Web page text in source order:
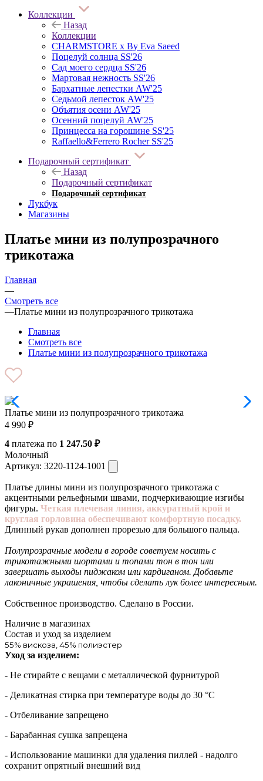
Коллекции
Назад
Коллекции
CHARMSTORE х By Eva Saeed
Поцелуй солнца SS'26
Сад моего сердца SS'26
Мартовая нежность SS'26
Бархатные лепестки AW'25
Седьмой лепесток AW'25
Объятия осени AW'25
Осенний поцелуй AW'25
Принцесса на горошине SS'25
Raffaello&Ferrero Rocher SS'25
Подарочный сертификат
Назад
Подарочный сертификат
Подарочный сертификат
Лукбук
Магазины
Платье мини из полупрозрачного
трикотажа
Главная
—
Смотреть все
—Платье мини из полупрозрачного трикотажа
Главная
Смотреть все
Платье мини из полупрозрачного трикотажа
Платье мини из полупрозрачного трикотажа
4 990 ₽
4 платежа по 1 247.50 ₽
Молочный
Артикул: 3220-1124-1001
Платье длины мини из полупрозрачного трикотажа с
акцентными рельефными швами, подчеркивающие изгибы
фигуры. Четкая плечевая линия, аккуратный крой и
круглая горловина обеспечивают комфортную посадку.
Длинный рукав дополнен прорезью для большого пальца.
Полупрозрачные модели в городе советуем носить с
трикотажными шортами и топами тон в тон или
завершать выходы пиджаком или кардиганом. Добавьте
лаконичные украшения, чтобы сделать лук более интересным.
Собственное производство. Сделано в России.
Наличие в магазинах
Состав и уход за изделием
55% вискоза, 45% полиэстер
Уход за изделием:
- Не стирайте с вещами с металлической фурнитурой
- Деликатная стирка при температуре воды до 30 °C
- Отбеливание запрещено
- Барабанная сушка запрещена
- Использование машинки для удаления пиллей - надолго
сохранит опрятный внешний вид